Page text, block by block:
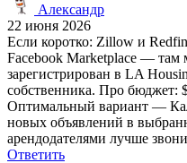
Александр
22 июня 2026
Если коротко: Zillow и
Facebook Marketplace — там
зарегистрирован в LA
собственника. Про бюджет:
Оптимальный вариант —
новых объявлений в
арендодателями лучше
Ответить